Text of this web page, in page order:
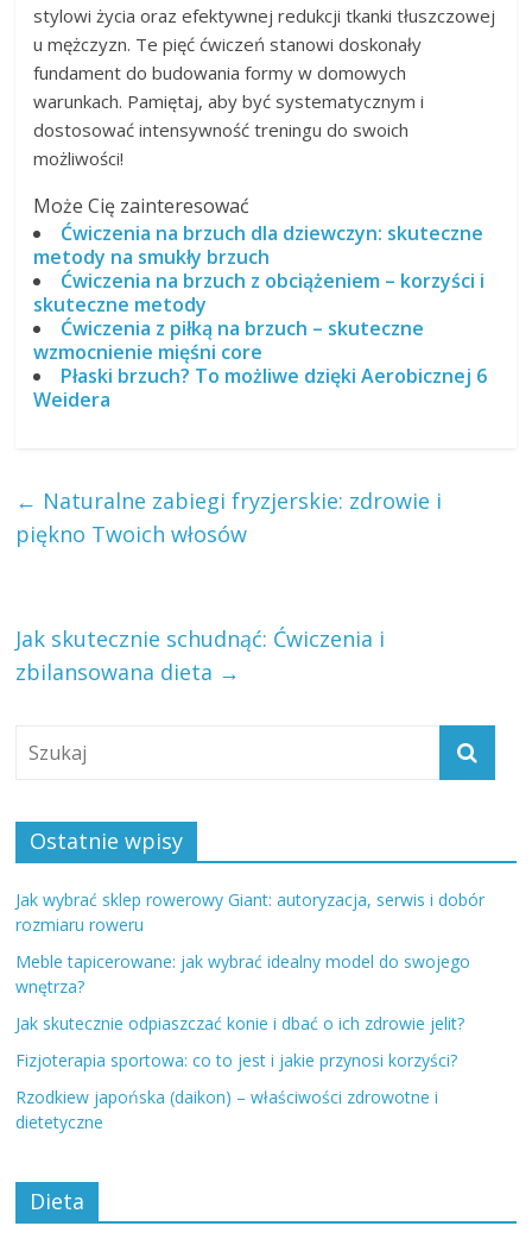
stylowi życia oraz efektywnej redukcji tkanki tłuszczowej
u mężczyzn. Te pięć ćwiczeń stanowi doskonały
fundament do budowania formy w domowych
warunkach. Pamiętaj, aby być systematycznym i
dostosować intensywność treningu do swoich
możliwości!
Może Cię zainteresować
Ćwiczenia na brzuch dla dziewczyn: skuteczne
metody na smukły brzuch
Ćwiczenia na brzuch z obciążeniem – korzyści i
skuteczne metody
Ćwiczenia z piłką na brzuch – skuteczne
wzmocnienie mięśni core
Płaski brzuch? To możliwe dzięki Aerobicznej 6
Weidera
← Naturalne zabiegi fryzjerskie: zdrowie i
piękno Twoich włosów
Jak skutecznie schudnąć: Ćwiczenia i
zbilansowana dieta →
Ostatnie wpisy
Jak wybrać sklep rowerowy Giant: autoryzacja, serwis i dobór
rozmiaru roweru
Meble tapicerowane: jak wybrać idealny model do swojego
wnętrza?
Jak skutecznie odpiaszczać konie i dbać o ich zdrowie jelit?
Fizjoterapia sportowa: co to jest i jakie przynosi korzyści?
Rzodkiew japońska (daikon) – właściwości zdrowotne i
dietetyczne
Dieta